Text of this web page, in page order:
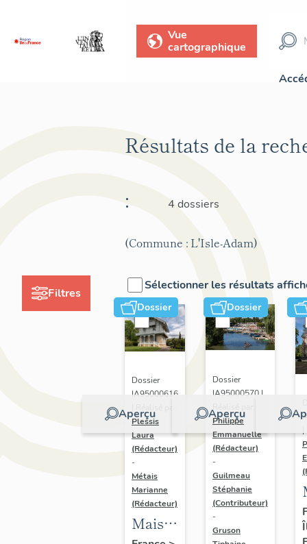
Vue
cartographique
Filtres
Résultats de la
:
4 dossiers
(Commune : L'Isle-Adam)
Sélectionner les résultats
Dossier
Aperçu
Dossier
IA95000616
Plessis
Laura
(Rédacteur)
-
Métais
Marianne
(Rédacteur)
Maison
Dossier
Aperçu
Dossier
IA95000570 |
Philippe
Emmanuelle
(Rédacteur)
-
Guilmeau
Stéphanie
(Contributeur)
-
Gruson
|